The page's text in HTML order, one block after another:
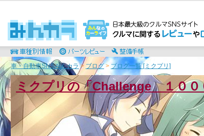
車・自動車SNSみんカラ> ブログ> ブログ一覧 [ミクプリ]
ミクプリの「Challenge １００